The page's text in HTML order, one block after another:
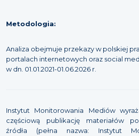
Metodologia:
Analiza obejmuje przekazy w polskiej
portalach internetowych oraz social
w dn. 01.01.2021-01.06.2026 r.
Instytut Monitorowania Mediów
częściową publikację materiałów
źródła (pełna nazwa: Instytut